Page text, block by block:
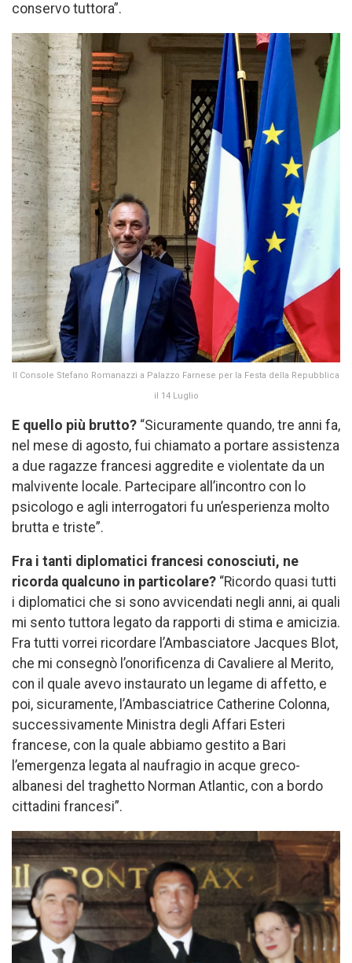
conservo tuttora”.
Il Console Stefano Romanazzi a Palazzo Farnese per la Festa della Repubblica
il 14 Luglio
E quello più brutto? “Sicuramente quando, tre anni fa,
nel mese di agosto, fui chiamato a portare assistenza
a due ragazze francesi aggredite e violentate da un
malvivente locale. Partecipare all’incontro con lo
psicologo e agli interrogatori fu un’esperienza molto
brutta e triste”.
Fra i tanti diplomatici francesi conosciuti, ne
ricorda qualcuno in particolare? “Ricordo quasi tutti
i diplomatici che si sono avvicendati negli anni, ai quali
mi sento tuttora legato da rapporti di stima e amicizia.
Fra tutti vorrei ricordare l’Ambasciatore Jacques Blot,
che mi consegnò l’onorificenza di Cavaliere al Merito,
con il quale avevo instaurato un legame di affetto, e
poi, sicuramente, l’Ambasciatrice Catherine Colonna,
successivamente Ministra degli Affari Esteri
francese, con la quale abbiamo gestito a Bari
l’emergenza legata al naufragio in acque greco-
albanesi del traghetto Norman Atlantic, con a bordo
cittadini francesi”.